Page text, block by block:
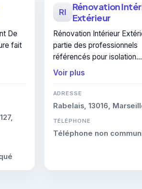
De
fait
être
RI
Rénovation
Extérieur
Rénovation Intérieur
partie des professionnels
référencés pour isolation
thermique intérieure à
Châteaurenard. Ses
couvrent le domaine de
thermique intérieure.
Voir plus
ADRESSE
Rabelais, 13016,
TÉLÉPHONE
Téléphone non